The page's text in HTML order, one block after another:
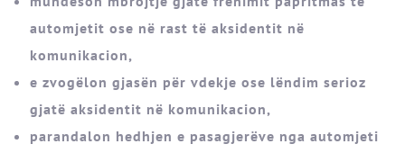
automjetit ose në rast të aksidentit në
komunikacion,
e zvogëlon gjasën për vdekje ose lëndim serioz
gjatë aksidentit në komunikacion,
parandalon hedhjen e pasagjerëve nga automjeti